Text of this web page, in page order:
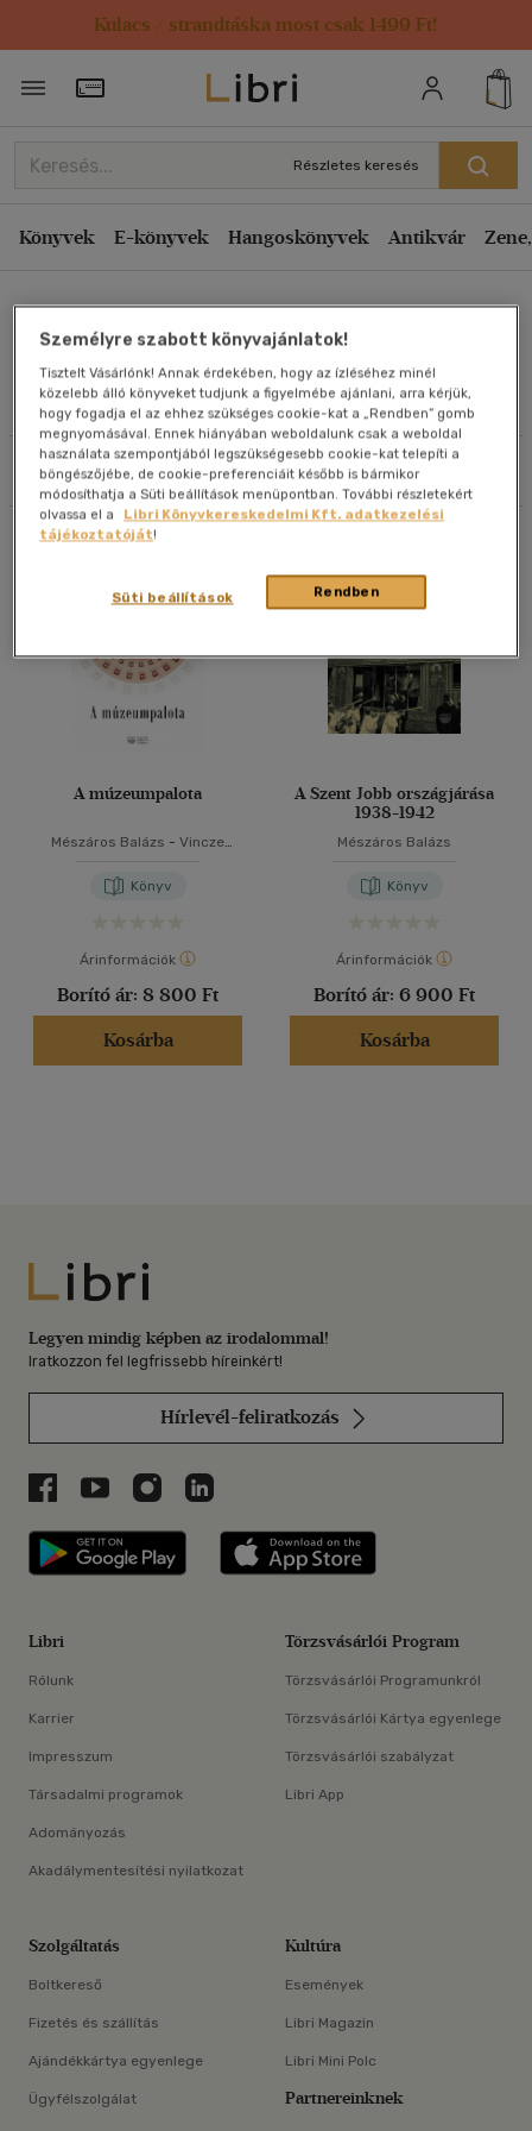
Kulacs / strandtáska most csak 1499 Ft!
Törzsvásárlói Kártya adatai
Részletes keresés
Könyvek E-könyvek Hangoskönyvek Antikvár
Mészáros Balázs
Művei
Szűrés Rendezés
Rendezés
Kiadás éve szerint csökkenő
Ár szerint csökkenő
Eladott darabszám szerint csökkenő
Eladott darabszám szerint növekvő
Cím szerint A-Z
Szerző szerint A-Z
Megjelenítés
20 db / oldal
Alkalmaz
A múzeumpalota
Mészáros Balázs - Vincze
Könyv
Árinformációk
Borító ár: 8 800 Ft
Kosárba
A Szent Jobb országjárása
1938-1942
Mészáros Balázs
Könyv
Árinformációk
Borító ár: 6 900 Ft
Kosárba
Libri
Legyen mindig képben az irodalommal!
Iratkozzon fel legfrissebb híreinkért!
Hírlevél-feliratkozás
Libri a Facebookon
Libri a Youtube-on
Libri az Instagramon
Libri a LinkedInen
Libri applikáció Szerezd meg: Google
Libri
Rólunk
Karrier
Impresszum
Társadalmi programok
Adományozás
Akadálymentesítési nyilatkozat
Törzsvásárlói Program
Törzsvásárlói Programunkról
Törzsvásárlói Kártya egyenlege
Törzsvásárlói szabályzat
Libri App
Szolgáltatás
Boltkereső
Fizetés és szállítás
Ajándékkártya egyenlege
Ügyfélszolgálat
Kultúra
Események
Libri Magazin
Libri Mini Polc
Partnereinknek
Személyre szabott könyvajánlatok!
Tisztelt Vásárlónk! Annak érdekében, hogy az ízléséhez minél
közelebb álló könyveket tudjunk a figyelmébe ajánlani, arra kérjük,
hogy fogadja el az ehhez szükséges cookie-kat a „Rendben” gomb
megnyomásával. Ennek hiányában weboldalunk csak a weboldal
használata szempontjából legszükségesebb cookie-kat telepíti a
böngészőjébe, de cookie-preferenciáit később is bármikor
módosíthatja a Süti beállítások menüpontban. További részletekért
olvassa el a
Libri Könyvkereskedelmi Kft. adatkezelési
tájékoztatóját!
Rendben
Süti beállítások